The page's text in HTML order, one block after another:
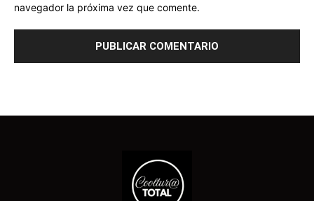
navegador la próxima vez que comente.